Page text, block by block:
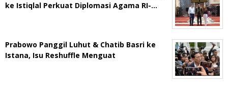
ke Istiqlal Perkuat Diplomasi Agama RI-…
Prabowo Panggil Luhut & Chatib Basri ke
Istana, Isu Reshuffle Menguat